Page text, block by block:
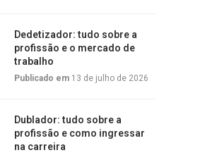
Dedetizador: tudo sobre a
profissão e o mercado de
trabalho
Publicado em 13 de julho de 2026
Dublador: tudo sobre a
profissão e como ingressar
na carreira